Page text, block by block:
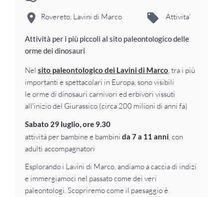
Rovereto, Lavini di Marco Attivita'
Attività per i più piccoli al sito paleontologico delle
orme dei dinosauri
Nel sito paleontologico dei Lavini di Marco, tra i più
importanti e spettacolari in Europa, sono visibili
le orme di dinosauri carnivori ed erbivori vissuti
all'inizio del Giurassico (circa 200 milioni di anni fa)
Sabato 29 luglio, ore 9.30
attività per bambine e bambini da 7 a 11 anni, con
adulti accompagnatori
Esplorando i Lavini di Marco, andiamo a caccia di indizi
e immergiamoci nel passato come dei veri
paleontologi. Scopriremo come il paesaggio è